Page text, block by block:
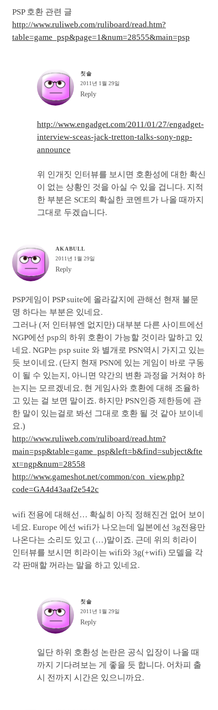
PSP 호환 관련 글
http://www.ruliweb.com/ruliboard/read.htm?
table=game_psp&page=1&num=28555&main=psp
칫솔
2011년 1월 29일
Reply
http://www.engadget.com/2011/01/27/engadget-
interview-sceas-jack-tretton-talks-sony-ngp-
announce
위 인개짓 인터뷰를 보시면 호환성에 대한 확신
이 없는 상황인 것을 아실 수 있을 겁니다. 지적
한 부분은 SCE의 확실한 코멘트가 나올 때까지
그대로 두겠습니다.
AKABULL
2011년 1월 29일
Reply
PSP게임이 PSP suite에 올라갈지에 관해선 현재 불문
명 하다는 부분은 있네요.
그러나 (저 인터뷰엔 없지만) 대부분 다른 사이트에선
NGP에선 psp의 하위 호환이 가능할 것이라 말하고 있
네요. NGP는 psp suite 와 별개로 PSN역시 가지고 있는
듯 보이네요. (단지 현재 PSN에 있는 게임이 바로 구동
이 될 수 있는지, 아니면 약간의 변환 과정을 거쳐야 하
는지는 모르겠네요. 현 게임사와 호환에 대해 조율하
고 있는 걸 보면 말이죠. 하지만 PSN인증 제한등에 관
한 말이 있는걸로 봐선 그대로 호환 될 것 같아 보이네
요.)
http://www.ruliweb.com/ruliboard/read.htm?
main=psp&table=game_psp&left=b&find=subject&fte
xt=ngp&num=28558
http://www.gameshot.net/common/con_view.php?
code=GA4d43aaf2e542c
wifi 전용에 대해선… 확실히 아직 정해진건 없어 보이
네요. Europe 에선 wifi가 나오는데 일본에선 3g전용만
나온다는 소리도 있고 (…)말이죠. 근데 위의 히라이
인터뷰를 보시면 히라이는 wifi와 3g(+wifi) 모델을 각
각 판매할 꺼라는 말을 하고 있네요.
칫솔
2011년 1월 29일
Reply
일단 하위 호환성 논란은 공식 입장이 나올 때
까지 기다려보는 게 좋을 듯 합니다. 어차피 출
시 전까지 시간은 있으니까요.